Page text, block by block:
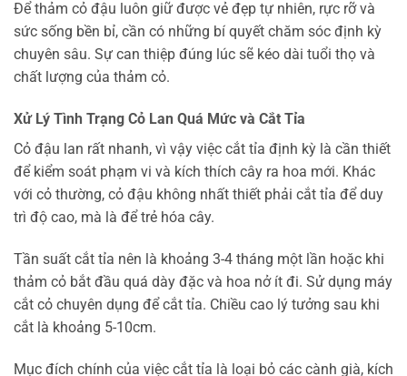
Để thảm cỏ đậu luôn giữ được vẻ đẹp tự nhiên, rực rỡ và
sức sống bền bỉ, cần có những bí quyết chăm sóc định kỳ
chuyên sâu. Sự can thiệp đúng lúc sẽ kéo dài tuổi thọ và
chất lượng của thảm cỏ.
Xử Lý Tình Trạng Cỏ Lan Quá Mức và Cắt Tỉa
Cỏ đậu lan rất nhanh, vì vậy việc cắt tỉa định kỳ là cần thiết
để kiểm soát phạm vi và kích thích cây ra hoa mới. Khác
với cỏ thường, cỏ đậu không nhất thiết phải cắt tỉa để duy
trì độ cao, mà là để trẻ hóa cây.
Tần suất cắt tỉa nên là khoảng 3-4 tháng một lần hoặc khi
thảm cỏ bắt đầu quá dày đặc và hoa nở ít đi. Sử dụng máy
cắt cỏ chuyên dụng để cắt tỉa. Chiều cao lý tưởng sau khi
cắt là khoảng 5-10cm.
Mục đích chính của việc cắt tỉa là loại bỏ các cành già, kích